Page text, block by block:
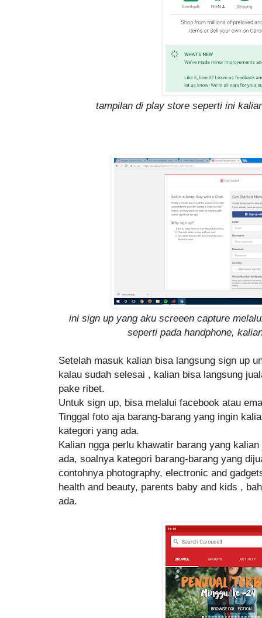
tampilan di play store seperti ini
ini sign up yang aku screeen capture
seperti pada handphone,
Setelah masuk kalian bisa langsung sign up
kalau sudah selesai , kalian bisa langsung
pake ribet.
Untuk sign up, bisa melalui facebook atau
Tinggal foto aja barang-barang yang ingin
kategori yang ada.
Kalian ngga perlu khawatir barang yang
ada, soalnya kategori barang-barang yang
contohnya photography, electronic and
health and beauty, parents baby and kids ,
ada.